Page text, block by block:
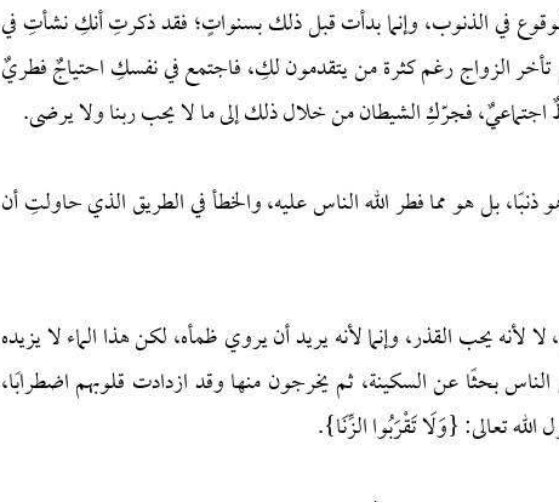
في الذنوب، وإنما بدأت قبل ذلك بسنواتٍ؛ فقد ذكرتِ أنكِ نشأتِ في
تأخر الزواج رغم كثرة من يتقدمون لكِ، فاجتمع في نفسكِ احتياجٌ فطريٌ
اجتماعيٌ، فجرّكِ الشيطان من خلال ذلك إلى ما لا يحب ربنا ولا يرضى.
ذنبًا، بل هو مما فطر الله الناس عليه، والخطأ في الطريق الذي حاولتِ أن
يحب القذر، وإنما لأنه يريد أن يروي ظمأه، لكن هذا الماء لا يزيده
بحثًا عن السكينة، ثم يخرجون منها وقد ازدادت قلوبهم اضطرابًا،
تعالى: {وَلَا تَقْرَبُوا الزِّنَا}.